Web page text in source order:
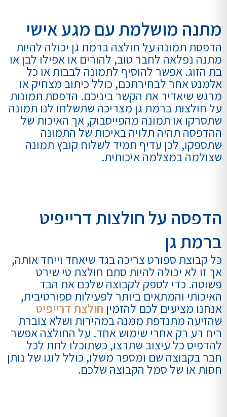
מתנה מושלמת עם מגע אישי
הדפסת תמונה על חולצה ברמת גן יכולה להיות
מתנה נפלאה לחבר טוב, להורים או אפילו לבן או
בת הזוג. אפשר להוסיף לתמונה לבבות או כל
אלמנט אחר לבחירתכם, כולל כיתוב מצחיק או
מרגש שיאדיר את הקשר ביניכם. הדפסת תמונות
על חולצות ברמת גן מצריכה שתשלחו לנו תמונה
שתסרקו או תמונה מהפייסבוק, אך האיכות של
ההדפסה תהיה תלויה באיכות של התמונה
שתספקו, לכן עדיף תמיד לשלוח קובץ תמונה
שצולמה במצלמה איכותית.
הדפסה על חולצות דרייפיט
ברמת גן
כל קבוצת ספורט צריכה בגד שיאחד וייחד אותה,
אך זו לא יכולה להיות סתם חולצת טי שירט
פשוטה. כדי לספק לקבוצה שלכם את הבד
האיכותי והמתאים ביותר לפעילות ספורטיבית,
אנחנו מציעים לכם להזמין חולצת דרייפיט
שהזיעה מתנדפת ממנה במהירות ושלא צוברת
ריח רע רק אחרי שימוש אחד. על החולצה אפשר
להדפיס כל עיצוב שתרצו, כשתוכלו לתת לכל
חבר בקבוצה שם ומספר משלו, כולל לוגו של נותן
חסות או של סמל הקבוצה שלכם.